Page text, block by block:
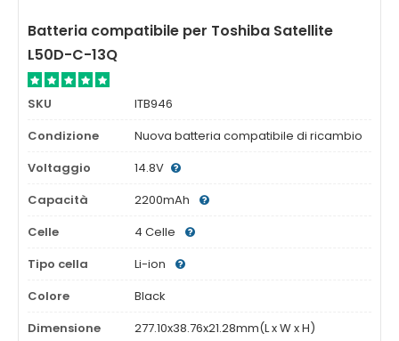
Batteria compatibile per Toshiba Satellite
L50D-C-13Q
SKU
ITB946
Condizione
Nuova batteria compatibile di ricambio
Voltaggio
14.8V
Capacità
2200mAh
Celle
4 Celle
Tipo cella
Li-ion
Colore
Black
Dimensione
277.10x38.76x21.28mm(L x W x H)